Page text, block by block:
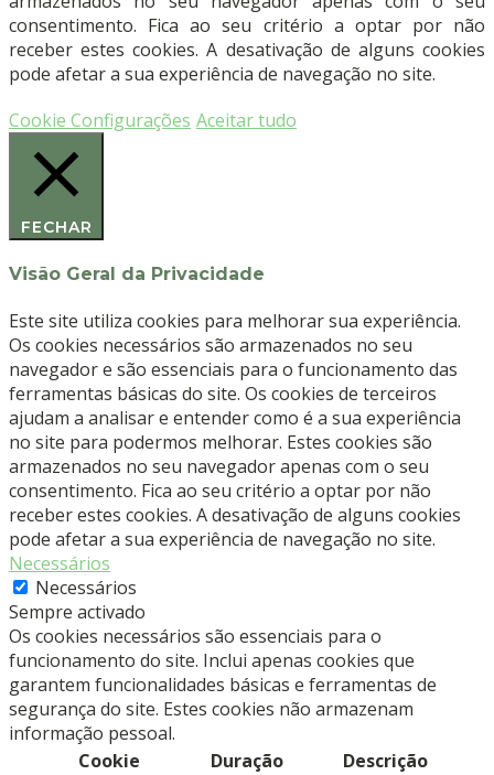
(100173)
–
EDEL
WHITE
consentimento. Fica ao seu critério a optar por não
receber estes cookies. A desativação de alguns cookies
pode afetar a sua experiência de navegação no site.
Cookie Configurações Aceitar tudo
FECHAR
Visão Geral da Privacidade
Este site utiliza cookies para melhorar sua experiência.
Os cookies necessários são armazenados no seu
navegador e são essenciais para o funcionamento das
ferramentas básicas do site. Os cookies de terceiros
ajudam a analisar e entender como é a sua experiência
no site para podermos melhorar. Estes cookies são
armazenados no seu navegador apenas com o seu
consentimento. Fica ao seu critério a optar por não
receber estes cookies. A desativação de alguns cookies
pode afetar a sua experiência de navegação no site.
Necessários
Necessários
Sempre activado
Os cookies necessários são essenciais para o
funcionamento do site. Inclui apenas cookies que
garantem funcionalidades básicas e ferramentas de
segurança do site. Estes cookies não armazenam
informação pessoal.
Cookie
Duração Descrição